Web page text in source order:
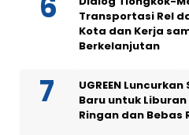
Transportasi Rel
Kota dan Kerja
Berkelanjutan
UGREEN
Baru untuk
Ringan dan Bebas